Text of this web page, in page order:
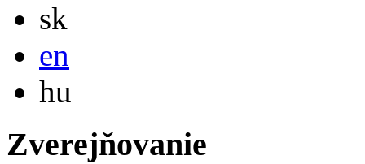
sk
en
hu
Zverejňovanie